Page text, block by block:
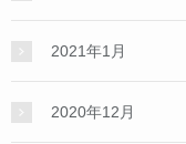
2021年1月
2020年12月